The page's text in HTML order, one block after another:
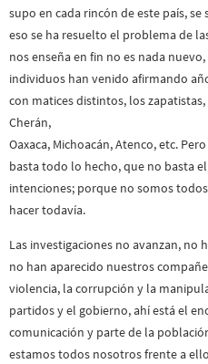
supo en cada rincón de este país,
eso se ha resuelto el problema de
nos enseña en fin no es nada
individuos han venido afirmando
con matices distintos, los
Cherán,
Oaxaca, Michoacán, Atenco, etc.
basta todo lo hecho, que no basta
intenciones; porque no somos
hacer todavía.
Las investigaciones no avanzan, no
no han aparecido nuestros
violencia, la corrupción y la
partidos y el gobierno, ahí está el
comunicación y parte de la
estamos todos nosotros frente a